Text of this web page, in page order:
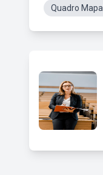
Quadro